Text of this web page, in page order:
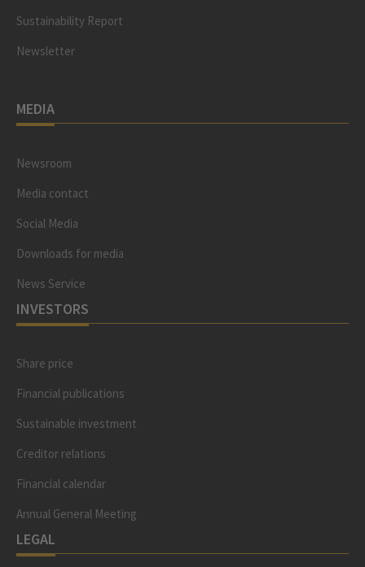
Sustainability Report
Newsletter
MEDIA
Newsroom
Media contact
Social Media
Downloads for media
News Service
INVESTORS
Share price
Financial publications
Sustainable investment
Creditor relations
Financial calendar
Annual General Meeting
LEGAL